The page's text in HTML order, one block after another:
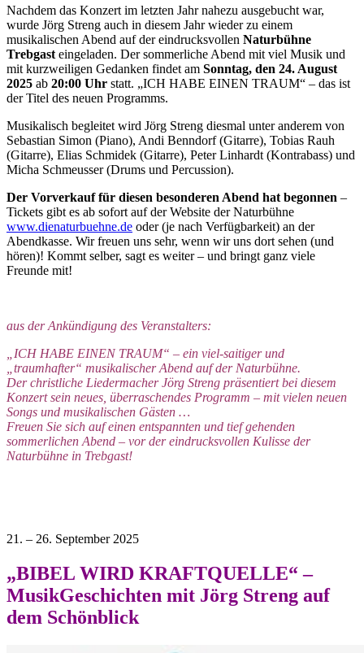
Nachdem das Konzert im letzten Jahr nahezu ausgebucht war,
wurde Jörg Streng auch in diesem Jahr wieder zu einem
musikalischen Abend auf der eindrucksvollen Naturbühne
Trebgast eingeladen. Der sommerliche Abend mit viel Musik und
mit kurzweiligen Gedanken findet am Sonntag, den 24. August
2025 ab 20:00 Uhr statt. „ICH HABE EINEN TRAUM“ – das ist
der Titel des neuen Programms.
Musikalisch begleitet wird Jörg Streng diesmal unter anderem von
Sebastian Simon (Piano), Andi Benndorf (Gitarre), Tobias Rauh
(Gitarre), Elias Schmidek (Gitarre), Peter Linhardt (Kontrabass) und
Micha Schmeusser (Drums und Percussion).
Der Vorverkauf für diesen besonderen Abend hat begonnen –
Tickets gibt es ab sofort auf der Website der Naturbühne
www.dienaturbuehne.de oder (je nach Verfügbarkeit) an der
Abendkasse. Wir freuen uns sehr, wenn wir uns dort sehen (und
hören)! Kommt selber, sagt es weiter – und bringt ganz viele
Freunde mit!
aus der Ankündigung des Veranstalters:
„ICH HABE EINEN TRAUM“ – ein viel-saitiger und
„traumhafter“ musikalischer Abend auf der Naturbühne.
Der christliche Liedermacher Jörg Streng präsentiert bei diesem
Konzert sein neues, überraschendes Programm – mit vielen neuen
Songs und musikalischen Gästen …
Freuen Sie sich auf einen entspannten und tief gehenden
sommerlichen Abend – vor der eindrucksvollen Kulisse der
Naturbühne in Trebgast!
21. – 26. September 2025
„BIBEL WIRD KRAFTQUELLE“–
MusikGeschichten mit Jörg Streng auf
dem Schönblick